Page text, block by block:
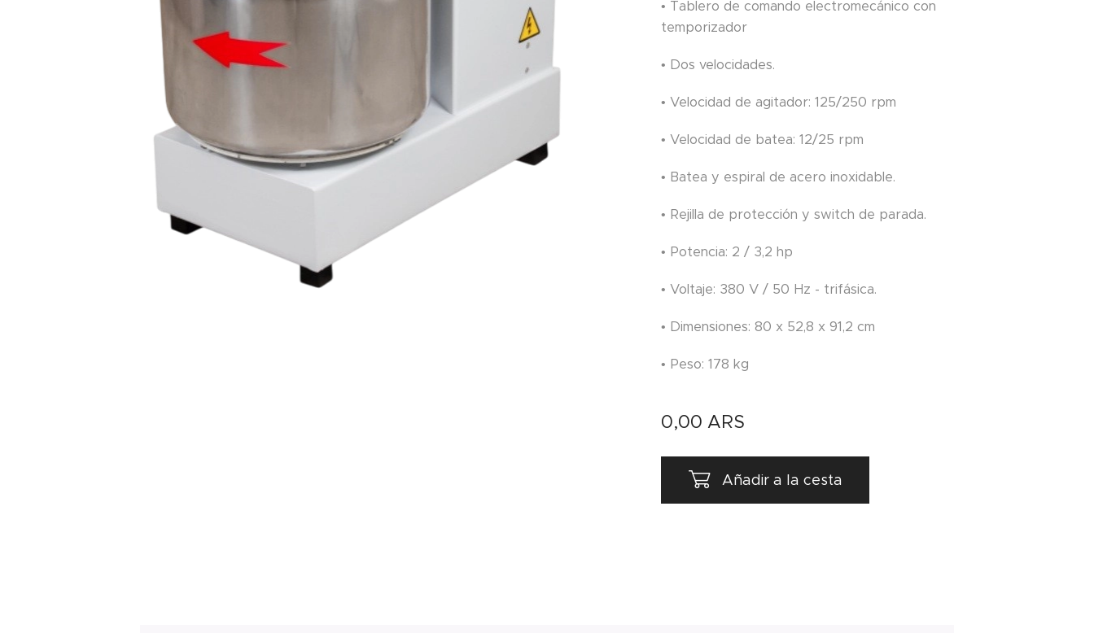
• Tablero de comando electromecánico con
temporizador
• Dos velocidades.
• Velocidad de agitador: 125/250 rpm
• Velocidad de batea: 12/25 rpm
• Batea y espiral de acero inoxidable.
• Rejilla de protección y switch de parada.
• Potencia: 2 / 3,2 hp
• Voltaje: 380 V / 50 Hz - trifásica.
• Dimensiones: 80 x 52,8 x 91,2 cm
• Peso: 178 kg
0,00 ARS
Añadir a la cesta